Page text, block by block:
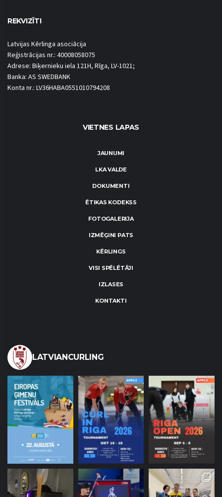
REKVIZĪTI
Latvijas Kērlinga asociācija
Reģistrācijas nr.: 40008058075
Adrese: Biķernieku iela 121H, Rīga, LV-1021;
Banka: AS SWEDBANK
Konta nr.: LV36HABA0551010794208
VIETNES LAPAS
JAUNUMI
LKA VALDE
DOKUMENTI
ĒTIKAS KODEKSS
FOTOGALERIJA
IZMĒĢINI PATS
KĒRLINGS
VISI SPĒLĒTĀJI
IZLASES
KONTAKTI
LATVIANCURLING